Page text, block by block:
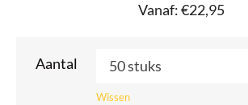
Vanaf:€22,95
Aantal
Wissen